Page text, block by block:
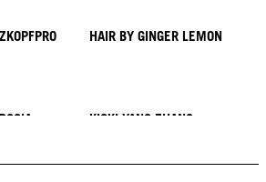
HAIR BY GINGER LEMON
KICKI YANG ZHANG